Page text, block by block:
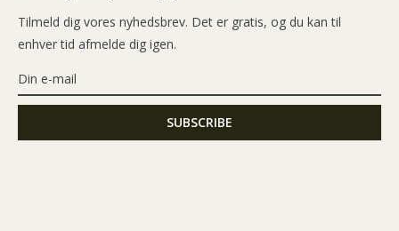
Tilmeld dig vores nyhedsbrev. Det er gratis, og du kan til
enhver tid afmelde dig igen.